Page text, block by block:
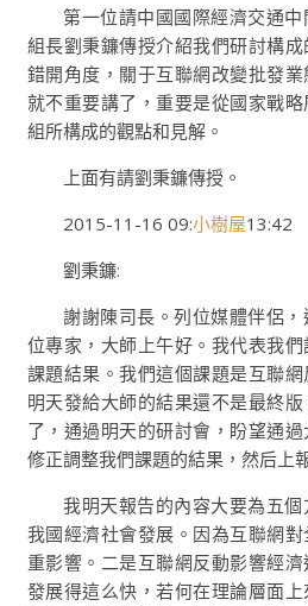
第一位請中國國際經濟交通
組長劉秉鐮傳授介紹我們研討構
錯開角度，關于互聯網改變批發
就不重要講了，重要是從國家戰
組所構成的觀點和見解。
上面有請劉秉鐮傳授。
2015-11-16 09:小樹屋13:42
劉秉鐮:
謝謝陳司長。列位媒體伴侶
位專家，大師上午好。我代表我
課題結果。我們這個課題是互聯
明天發給大師的結果還不是最終
了，通過明天的研討會，盼望通
修正調整我們課題的結果，然后上
我明天報告的內容大要為五
我國經濟社會發展。因為互聯網
重影響。二是互聯網反動影響經
發展得這么快，若何在理論層面